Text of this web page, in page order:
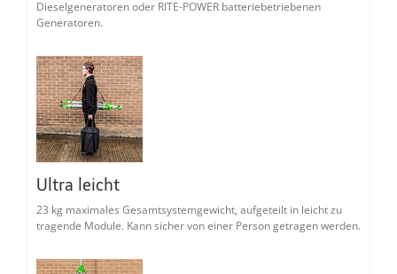
Dieselgeneratoren oder RITE-POWER batteriebetriebenen
Generatoren.
Ultra leicht
23 kg maximales Gesamtsystemgewicht, aufgeteilt in leicht zu
tragende Module. Kann sicher von einer Person getragen werden.